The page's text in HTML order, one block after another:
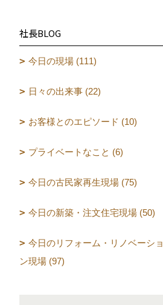
社長BLOG
今日の現場 (111)
日々の出来事 (22)
お客様とのエピソード (10)
プライベートなこと (6)
今日の古民家再生現場 (75)
今日の新築・注文住宅現場 (50)
今日のリフォーム・リノベーショ
ン現場 (97)